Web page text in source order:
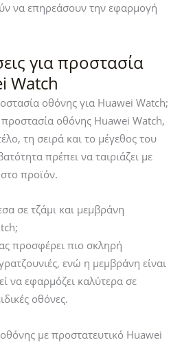
να επηρεάσουν την εφαρμογή
για προστασία
Watch
οθόνης για Huawei Watch;
προστασία οθόνης Huawei Watch,
τη σειρά και το μέγεθος του
πρέπει να ταιριάζει με
προϊόν.
σε τζάμι και μεμβράνη
προσφέρει πιο σκληρή
ενώ η μεμβράνη είναι
να εφαρμόζει καλύτερα σε
οθόνες.
με προστατευτικό Huawei